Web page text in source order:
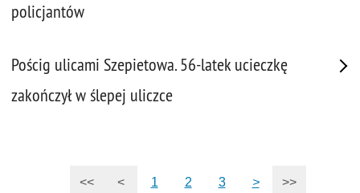
policjantów
Pościg ulicami Szepietowa. 56-latek ucieczkę
zakończył w ślepej uliczce
<< < 1 2 3 > >>